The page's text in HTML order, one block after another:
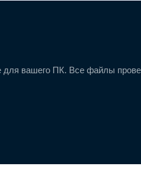
для вашего ПК. Все файлы